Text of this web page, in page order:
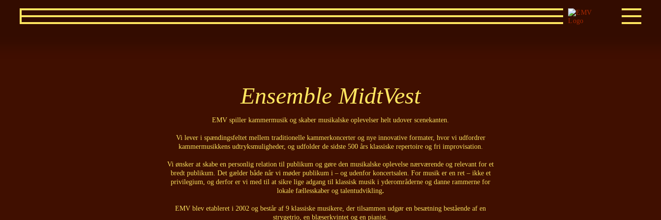
Ensemble MidtVest
EMV spiller kammermusik og skaber musikalske oplevelser helt udover scenekanten.
Vi lever i spændingsfeltet mellem traditionelle kammerkoncerter og nye innovative formater, hvor vi udfordrer
kammermusikkens udtryksmuligheder, og udfolder de sidste 500 års klassiske repertoire og fri improvisation.
Vi ønsker at skabe en personlig relation til publikum og gøre den musikalske oplevelse nærværende og relevant for et
bredt publikum. Det gælder både når vi møder publikum i – og udenfor koncertsalen. For musik er en ret – ikke et
privilegium, og derfor er vi med til at sikre lige adgang til klassisk musik i yderområderne og danne rammerne for
lokale fællesskaber og talentudvikling.
EMV blev etableret i 2002 og består af 9 klassiske musikere, der tilsammen udgør en besætning bestående af en
strygetrio, en blæserkvintet og en pianist.